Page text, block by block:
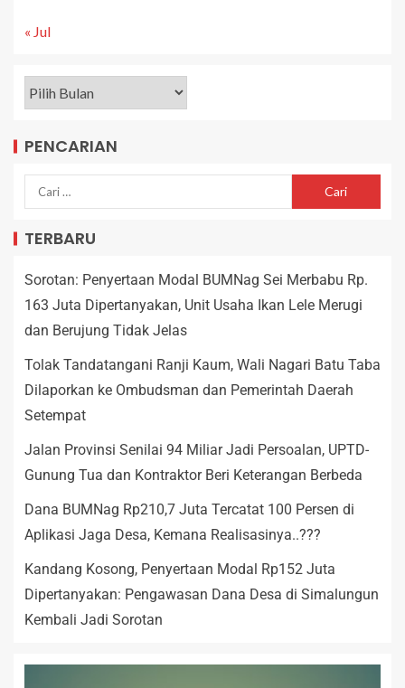
« Jul
PENCARIAN
TERBARU
Sorotan: Penyertaan Modal BUMNag Sei Merbabu Rp.
163 Juta Dipertanyakan, Unit Usaha Ikan Lele Merugi
dan Berujung Tidak Jelas
Tolak Tandatangani Ranji Kaum, Wali Nagari Batu Taba
Dilaporkan ke Ombudsman dan Pemerintah Daerah
Setempat
Jalan Provinsi Senilai 94 Miliar Jadi Persoalan, UPTD-
Gunung Tua dan Kontraktor Beri Keterangan Berbeda
Dana BUMNag Rp210,7 Juta Tercatat 100 Persen di
Aplikasi Jaga Desa, Kemana Realisasinya..???
Kandang Kosong, Penyertaan Modal Rp152 Juta
Dipertanyakan: Pengawasan Dana Desa di Simalungun
Kembali Jadi Sorotan